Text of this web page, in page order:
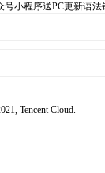
小程序送PC更新语法
Tencent Cloud.